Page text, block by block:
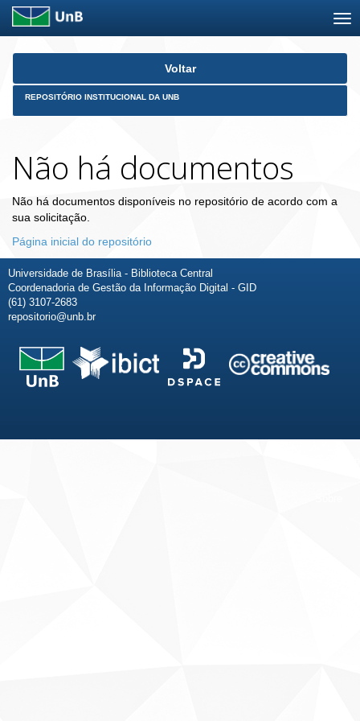
Skip
Voltar
REPOSITÓRIO INSTITUCIONAL DA UNB
Não há documentos
Não há documentos disponíveis no repositório de acordo com a
sua solicitação.
Página inicial do repositório
Universidade de Brasília - Biblioteca Central
Coordenadoria de Gestão da Informação Digital - GID
(61) 3107-2683
repositorio@unb.br